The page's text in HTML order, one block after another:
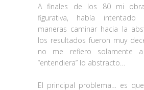
A finales de los 80 mi
figurativa, había intentado
maneras caminar hacia la
los resultados fueron muy
no me refiero solamente
“entendiera” lo abstracto…
El principal problema… es